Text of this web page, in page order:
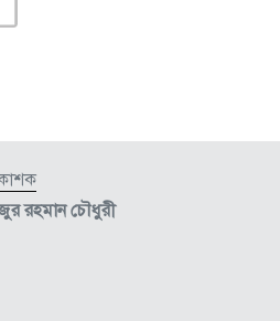
রহমান চৌধুরী